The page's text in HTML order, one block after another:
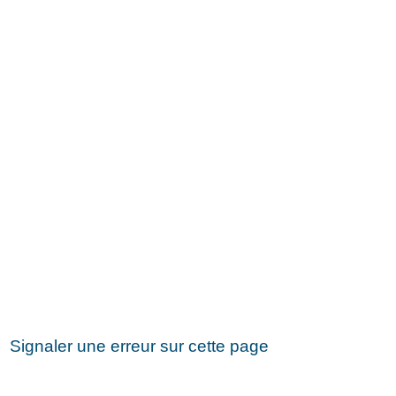
Signaler une erreur sur cette page